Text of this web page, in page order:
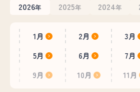
2026年 2025年 2024年
1月 2月 3月
5月
6月 7月
9月
10月 11月